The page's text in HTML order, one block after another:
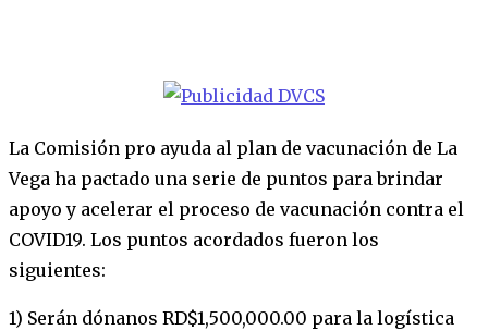
La Comisión pro ayuda al plan de vacunación de La
Vega ha pactado una serie de puntos para brindar
apoyo y acelerar el proceso de vacunación contra el
COVID19. Los puntos acordados fueron los
siguientes:
1) Serán dónanos RD$1,500,000.00 para la logística